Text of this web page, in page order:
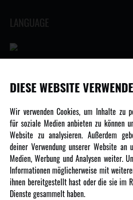
LANGUAGE
INFORMATIONEN
Newsletter
Über uns
Karriere
Amewi Kataloge
MEHR VON AMEWI
DIESE WEBSITE
Wir verwenden Cookies, um Inhalte zu
für soziale Medien anbieten zu können
Website zu analysieren. Außerdem
deiner Verwendung unserer Website an
Medien, Werbung und Analysen weiter.
Informationen möglicherweise mit
ihnen bereitgestellt hast oder die sie im
Dienste gesammelt haben.